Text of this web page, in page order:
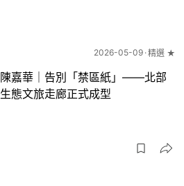
2026-05-09 精選 ★
陳嘉華｜告別「禁區紙」——北部
生態文旅走廊正式成型